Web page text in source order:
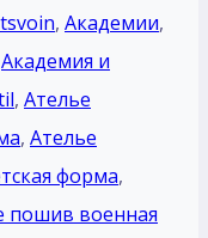
, Академии,
Академия и
, Ателье
, Ателье
форма,
пошив военная